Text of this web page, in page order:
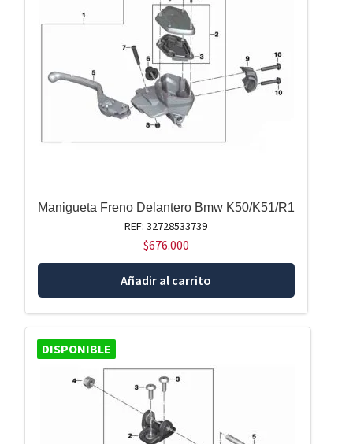
Manigueta Freno Delantero Bmw K50/K51/R1
REF: 32728533739
$676.000
Añadir al carrito
DISPONIBLE